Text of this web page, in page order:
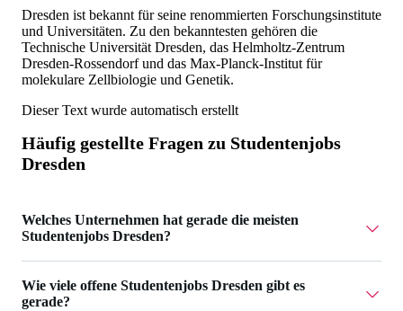
Dresden ist bekannt für seine renommierten Forschungsinstitute
und Universitäten. Zu den bekanntesten gehören die
Technische Universität Dresden, das Helmholtz-Zentrum
Dresden-Rossendorf und das Max-Planck-Institut für
molekulare Zellbiologie und Genetik.
Dieser Text wurde automatisch erstellt
Häufig gestellte Fragen zu Studentenjobs
Dresden
Welches Unternehmen hat gerade die meisten
Studentenjobs Dresden?
Dresden.
Wie viele offene Studentenjobs Dresden gibt es
gerade?